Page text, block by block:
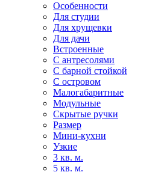
Особенности
Для студии
Для хрущевки
Для дачи
Встроенные
С антресолями
С барной стойкой
С островом
Малогабаритные
Модульные
Скрытые ручки
Размер
Мини-кухни
Узкие
3 кв. м.
5 кв. м.